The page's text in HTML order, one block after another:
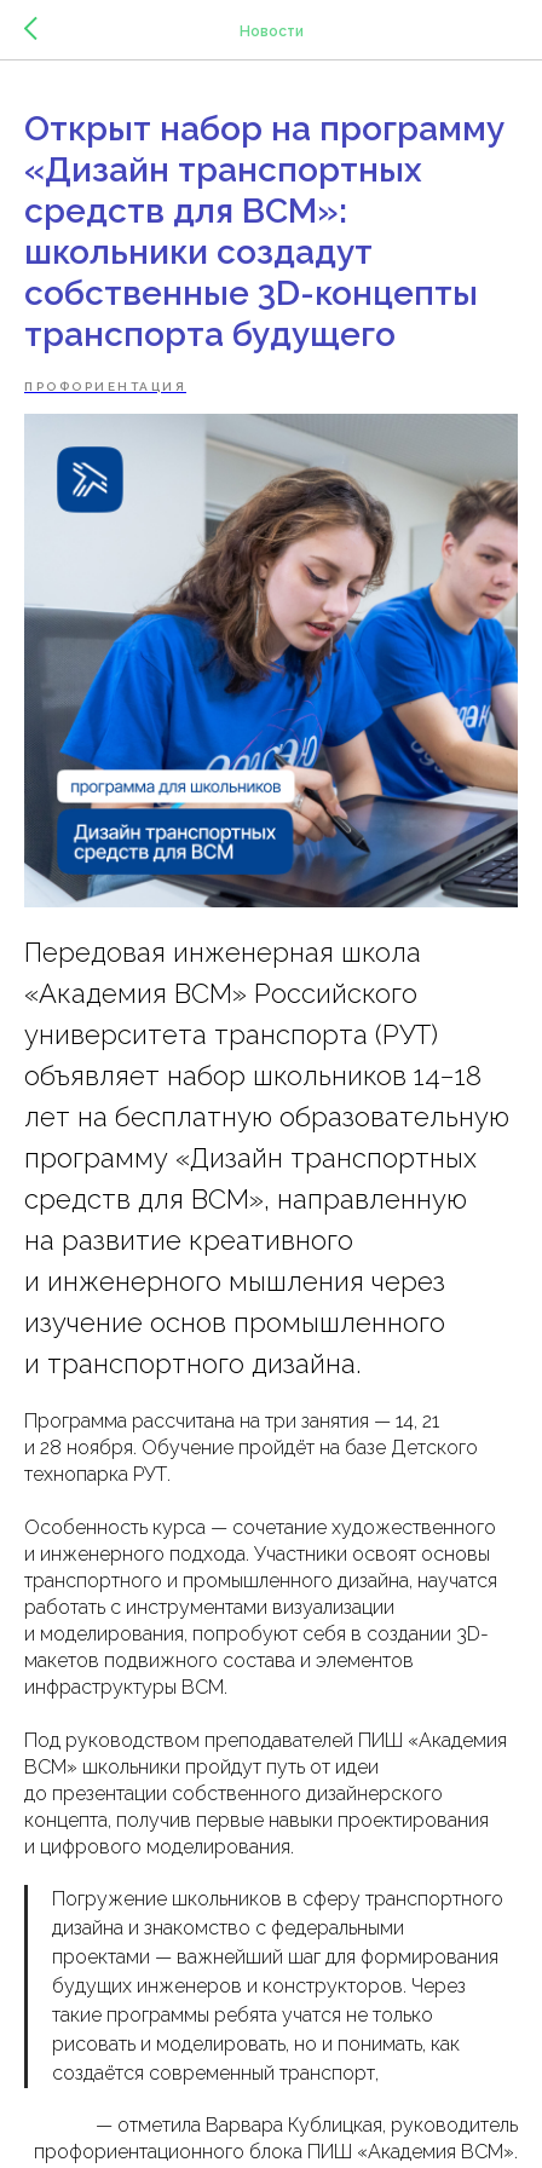
Новости
Открыт набор на программу
«Дизайн транспортных
средств для ВСМ»:
школьники создадут
собственные 3D-концепты
транспорта будущего
ПРОФОРИЕНТАЦИЯ
Передовая инженерная школа
«Академия ВСМ» Российского
университета транспорта (РУТ)
объявляет набор школьников 14−18
лет на бесплатную образовательную
программу «Дизайн транспортных
средств для ВСМ», направленную
на развитие креативного
и инженерного мышления через
изучение основ промышленного
и транспортного дизайна.
Программа рассчитана на три занятия — 14, 21
и 28 ноября. Обучение пройдёт на базе Детского
технопарка РУТ.
Особенность курса — сочетание художественного
и инженерного подхода. Участники освоят основы
транспортного и промышленного дизайна, научатся
работать с инструментами визуализации
и моделирования, попробуют себя в создании 3D-
макетов подвижного состава и элементов
инфраструктуры ВСМ.
Под руководством преподавателей ПИШ «Академия
ВСМ» школьники пройдут путь от идеи
до презентации собственного дизайнерского
концепта, получив первые навыки проектирования
и цифрового моделирования.
Погружение школьников в сферу транспортного
дизайна и знакомство с федеральными
проектами — важнейший шаг для формирования
будущих инженеров и конструкторов. Через
такие программы ребята учатся не только
рисовать и моделировать, но и понимать, как
создаётся современный транспорт,
— отметила Варвара Кублицкая, руководитель
профориентационного блока ПИШ «Академия ВСМ».